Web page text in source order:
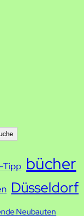
Tipp bücher
Düsseldorf
Neubauten